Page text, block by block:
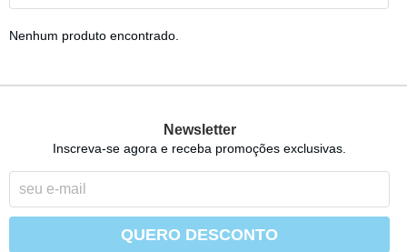
Nenhum produto encontrado.
Newsletter
Inscreva-se agora e receba promoções exclusivas.
QUERO DESCONTO